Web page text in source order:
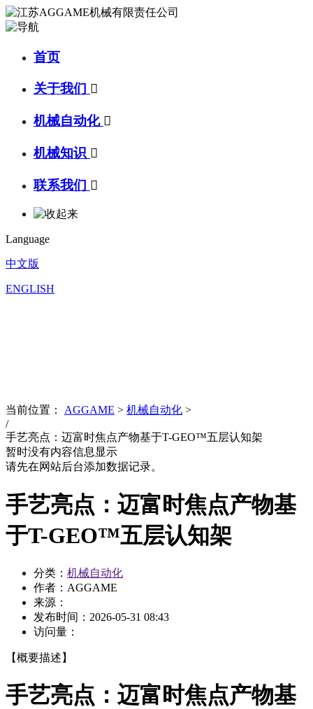
首页
关于我们 
机械自动化 
机械知识 
联系我们 
Language
中文版
ENGLISH
当前位置： AGGAME > 机械自动化 >
/
手艺亮点：迈富时焦点产物基于T-GEO™五层认知架
暂时没有内容信息显示
请先在网站后台添加数据记录。
手艺亮点：迈富时焦点产物基
于T-GEO™五层认知架
分类： 机械自动化
作者：AGGAME
来源：
发布时间： 2026-05-31 08:43
访问量：
【概要描述】
手艺亮点：迈富时焦点产物基